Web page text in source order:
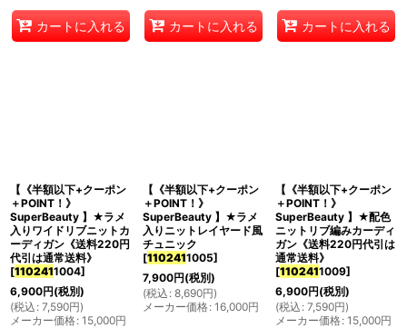
カートに入れる カートに入れる カートに入れる
【《半額以下+クーポン
＋POINT！》
SuperBeauty 】★ラメ
入りワイドリブニットカ
ーディガン《送料220円
代引は通常送料》
[1102411004]
6,900円(税別)
(税込 : 7,590円)
メーカー価格: 15,000円
【《半額以下+クーポン
＋POINT！》
SuperBeauty 】★ラメ
入りニットレイヤード風
チュニック
[1102411005]
7,900円(税別)
(税込 : 8,690円)
メーカー価格: 16,000円
【《半額以下+クーポン
＋POINT！》
SuperBeauty 】★配色
ニットリブ編みカーディ
ガン《送料220円代引は
通常送料》
[1102411009]
6,900円(税別)
(税込 : 7,590円)
メーカー価格: 15,000円